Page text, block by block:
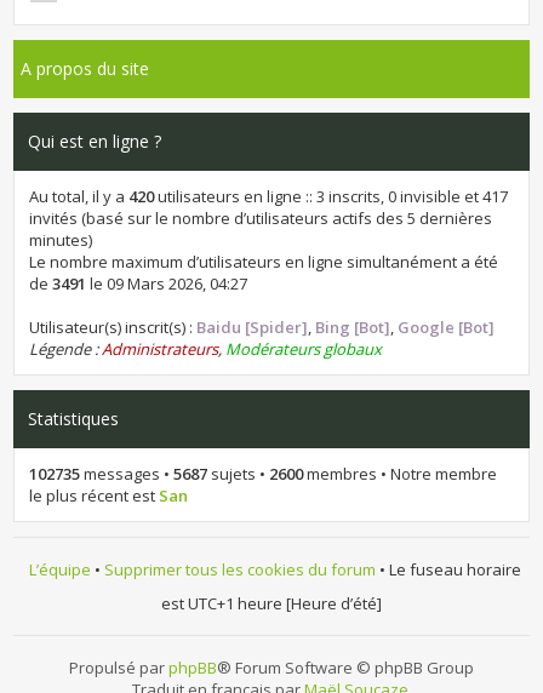
A propos du site
Qui est en ligne ?
Au total, il y a 420utilisateurs en ligne :: 3 inscrits, 0 invisible et 417
invités (basé sur le nombre d’utilisateurs actifs des 5 dernières
minutes)
Le nombre maximum d’utilisateurs en ligne simultanément a été
de3491 le 09 Mars 2026, 04:27
Utilisateur(s) inscrit(s) : Baidu [Spider], Bing [Bot], Google [Bot]
Légende :Administrateurs, Modérateurs globaux
Statistiques
102735messages •5687 sujets • 2600membres • Notre membre
le plus récent est San
L’équipe • Supprimer tous les cookies du forum • Le fuseau horaire
est UTC+1 heure [Heure d’été]
Propulsé parphpBB® Forum Software © phpBB Group